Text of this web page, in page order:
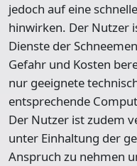
jedoch auf eine
hinwirken. Der Nutzer
Dienste der
Gefahr und Kosten
nur geeignete
entsprechende
Der Nutzer ist zudem
unter Einhaltung der
Anspruch zu nehmen